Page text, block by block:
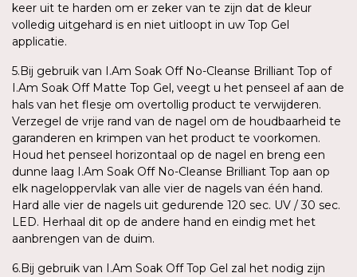
keer uit te harden om er zeker van te zijn dat de kleur
volledig uitgehard is en niet uitloopt in uw Top Gel
applicatie.
5.Bij gebruik van I.Am Soak Off No-Cleanse Brilliant Top of
I.Am Soak Off Matte Top Gel, veegt u het penseel af aan de
hals van het flesje om overtollig product te verwijderen.
Verzegel de vrije rand van de nagel om de houdbaarheid te
garanderen en krimpen van het product te voorkomen.
Houd het penseel horizontaal op de nagel en breng een
dunne laag I.Am Soak Off No-Cleanse Brilliant Top aan op
elk nageloppervlak van alle vier de nagels van één hand.
Hard alle vier de nagels uit gedurende 120 sec. UV / 30 sec.
LED. Herhaal dit op de andere hand en eindig met het
aanbrengen van de duim.
6.Bij gebruik van I.Am Soak Off Top Gel zal het nodig zijn